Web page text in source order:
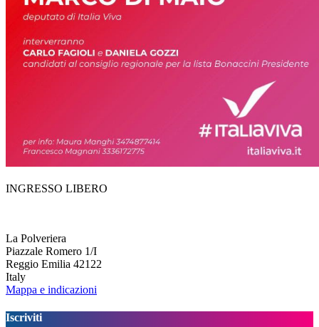
INGRESSO LIBERO
La Polveriera
Piazzale Romero 1/I
Reggio Emilia 42122
Italy
Mappa e indicazioni
Iscriviti